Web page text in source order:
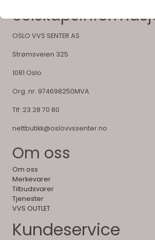
OSLO VVS SENTER AS
Strømsveien 325
1081 Oslo
Org. nr. 974698250MVA
Tlf: 23 28 70 80
nettbutikk@oslovvssenter.no
Om oss
Om oss
Merkevarer
Tilbudsvarer
Tjenester
VVS OUTLET
Kundeservice